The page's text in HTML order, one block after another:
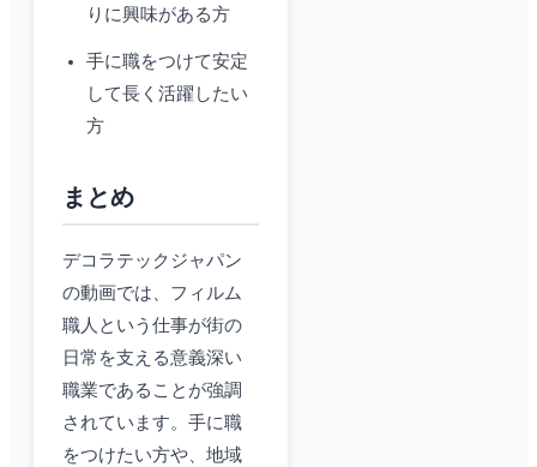
りに興味がある方
手に職をつけて安定
して長く活躍したい
方
まとめ
デコラテックジャパン
の動画では、フィルム
職人という仕事が街の
日常を支える意義深い
職業であることが強調
されています。手に職
をつけたい方や、地域